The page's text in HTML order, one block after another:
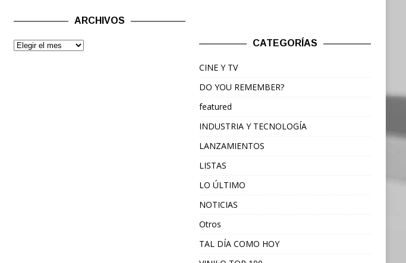
ARCHIVOS
CATEGORÍAS
CINE Y TV
DO YOU REMEMBER?
featured
INDUSTRIA Y TECNOLOGÍA
LANZAMIENTOS
LISTAS
LO ÚLTIMO
NOTICIAS
Otros
TAL DÍA COMO HOY